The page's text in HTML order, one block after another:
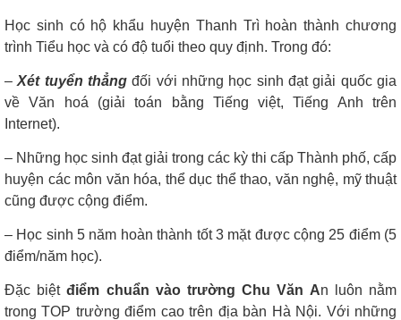
Học sinh có hộ khẩu huyện Thanh Trì hoàn thành chương
trình Tiểu học và có độ tuổi theo quy định. Trong đó:
–Xét tuyển thẳng đối với những học sinh đạt giải quốc gia
về Văn hoá (giải toán bằng Tiếng việt, Tiếng Anh trên
Internet).
– Những học sinh đạt giải trong các kỳ thi cấp Thành phố, cấp
huyện các môn văn hóa, thể dục thể thao, văn nghệ, mỹ thuật
cũng được cộng điểm.
– Học sinh 5 năm hoàn thành tốt 3 mặt được cộng 25 điểm (5
điểm/năm học).
Đặc biệtđiểm chuẩn vào trường Chu Văn An
luôn nằm
trong TOP trường điểm cao trên địa bàn Hà Nội. Với những